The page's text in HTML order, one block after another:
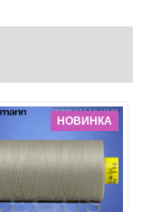
НОВИНКА